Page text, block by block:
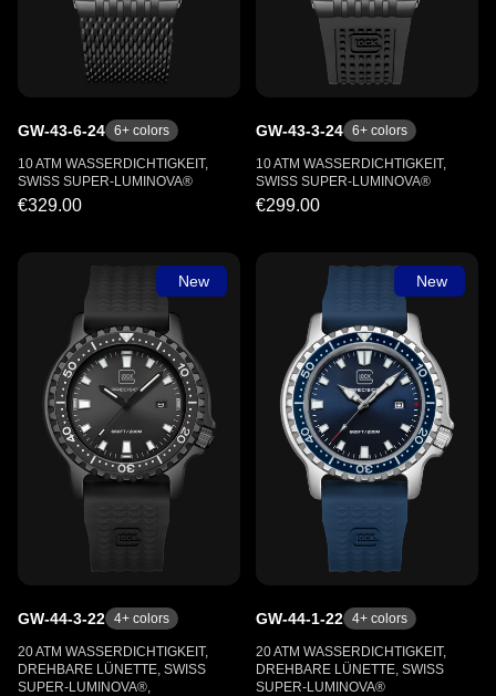
GW-43-6-24 6+ colors
10 ATM WASSERDICHTIGKEIT,
SWISS SUPER-LUMINOVA®
€329.00
GW-43-3-24 6+ colors
10 ATM WASSERDICHTIGKEIT,
SWISS SUPER-LUMINOVA®
€299.00
New
GW-44-3-22 4+ colors
20 ATM WASSERDICHTIGKEIT,
DREHBARE LÜNETTE, SWISS
SUPER-LUMINOVA®,
New
GW-44-1-22 4+ colors
20 ATM WASSERDICHTIGKEIT,
DREHBARE LÜNETTE, SWISS
SUPER-LUMINOVA®